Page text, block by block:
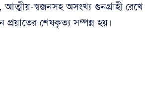
আত্মীয়-স্বজনসহ অসংখ্য গুনগ্রাহী
প্রয়াতের শেষকৃত্য সম্পন্ন হয়।